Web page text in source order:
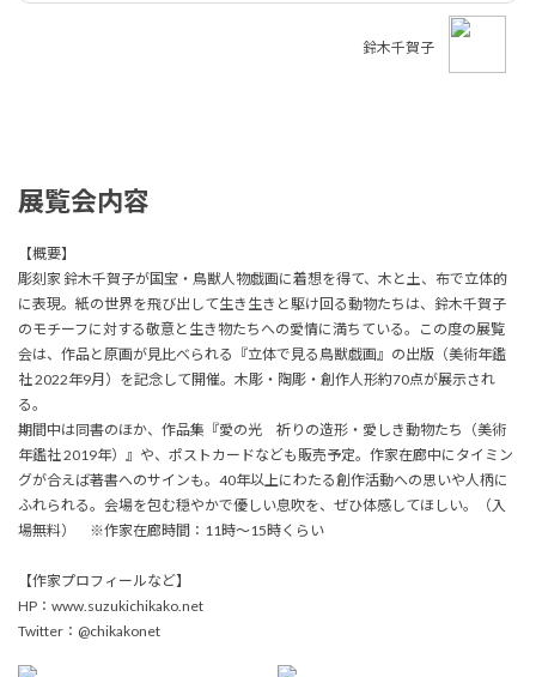
鈴木千賀子
展覧会内容
【概要】
彫刻家 鈴木千賀子が国宝・鳥獣人物戯画に着想を得て、木と土、布で立体的
に表現。紙の世界を飛び出して生き生きと駆け回る動物たちは、鈴木千賀子
のモチーフに対する敬意と生き物たちへの愛情に満ちている。この度の展覧
会は、作品と原画が見比べられる『立体で見る鳥獣戯画』の出版（美術年鑑
社 2022年9月）を記念して開催。木彫・陶彫・創作人形約70点が展示され
る。
期間中は同書のほか、作品集『愛の光 祈りの造形・愛しき動物たち（美術
年鑑社 2019年）』や、ポストカードなども販売予定。作家在廊中にタイミン
グが合えば著書へのサインも。40年以上にわたる創作活動への思いや人柄に
ふれられる。会場を包む穏やかで優しい息吹を、ぜひ体感してほしい。（入
場無料） ※作家在廊時間：11時～15時くらい
【作家プロフィールなど】
HP：www.suzukichikako.net
Twitter：@chikakonet